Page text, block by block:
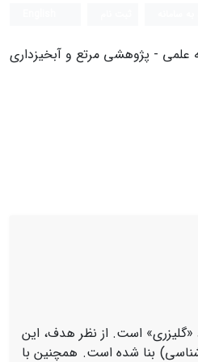
علمی - پژوهشی مرتع و آبخیزداری
«گلیزری» است. از نظر هدف، این
بنا شده است. همچنین با